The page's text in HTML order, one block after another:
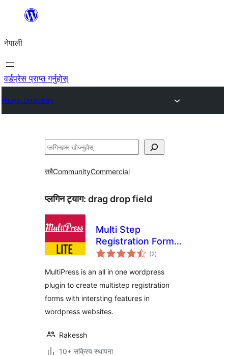
सामग्रीमा
नेपाली
वर्डप्रेस प्राप्त गर्नुहोस्
Plugin Directory
खोज्नुहोस्
सबैCommunityCommercial
प्लगिन ट्याग: drag drop field
Multi Step
Registration Form
Plugin
(2कुल
रेटिङ्गहरू
)
MultiPress is an all in one wordpress
plugin to create multistep registration
forms with intersting features in
wordpress websites.
Rakessh
10+ सक्रिय स्थापना